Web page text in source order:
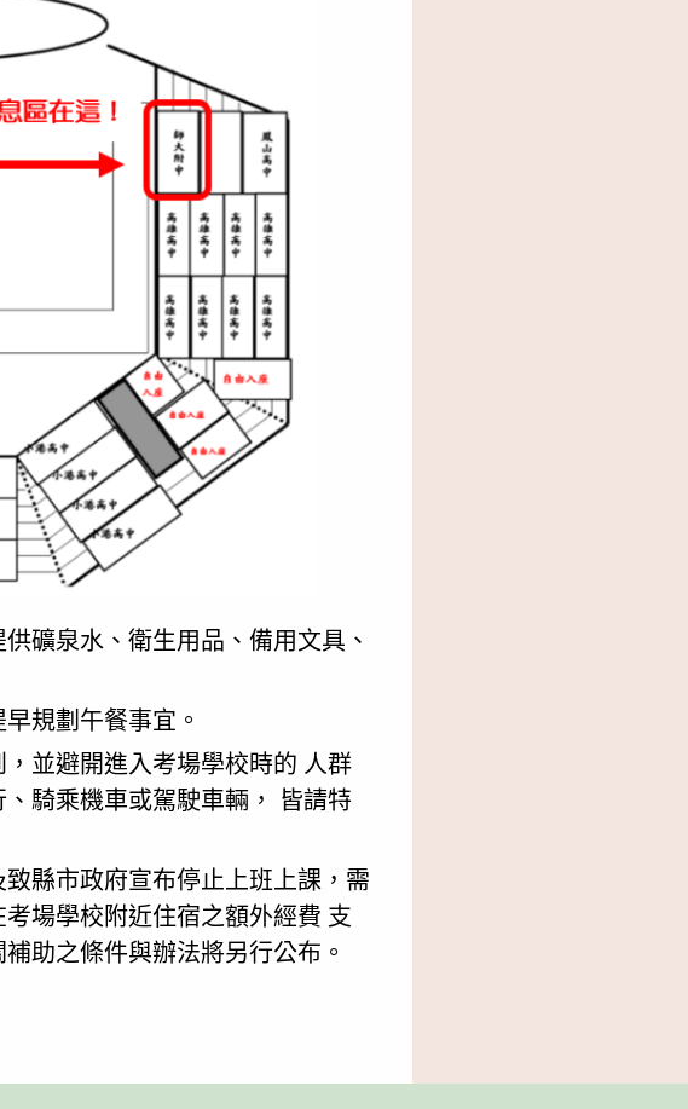
礦泉水、衛生用品、備用文具、
規劃午餐事宜。
並避開進入考場學校時的 人群
騎乘機車或駕駛車輛， 皆請特
縣市政府宣布停止上班上課，需
場學校附近住宿之額外經費 支
助之條件與辦法將另行公布。